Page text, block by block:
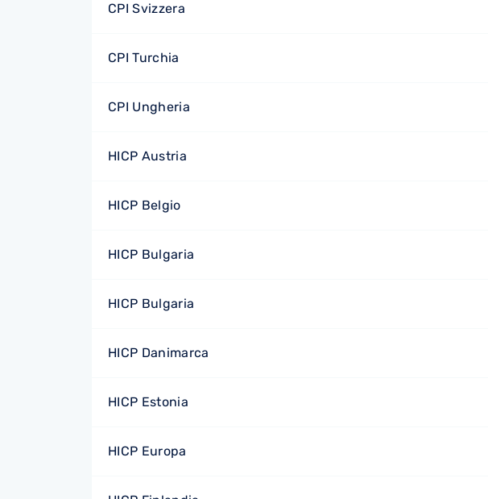
CPI Svizzera
CPI Turchia
CPI Ungheria
HICP Austria
HICP Belgio
HICP Bulgaria
HICP Bulgaria
HICP Danimarca
HICP Estonia
HICP Europa